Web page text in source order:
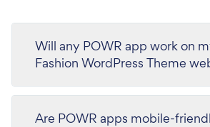
Will any POWR app work on
Fashion WordPress Theme
Are POWR apps mobile-